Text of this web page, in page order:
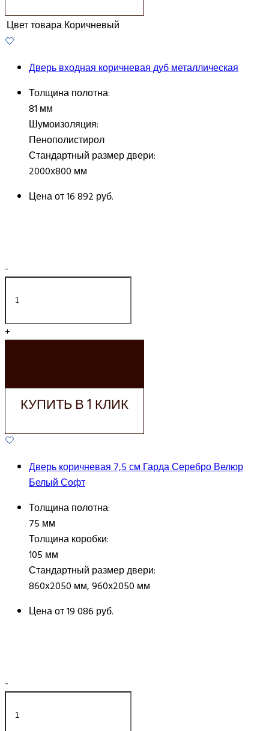
Цвет товараКоричневый
Дверь входная коричневая дуб металлическая
Толщина полотна:
81 мм
Шумоизоляция:
Пенополистирол
Стандартный размер двери:
2000х800 мм
Цена от16 892 руб.
-
+
КУПИТЬ В 1 КЛИК
Дверь коричневая 7,5 см Гарда Серебро Велюр
Белый Софт
Толщина полотна:
75 мм
Толщина коробки:
105 мм
Стандартный размер двери:
860х2050 мм, 960х2050 мм
Цена от19 086 руб.
-